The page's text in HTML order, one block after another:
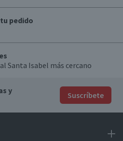
pedido
Santa Isabel más cercano
y
Suscríbete